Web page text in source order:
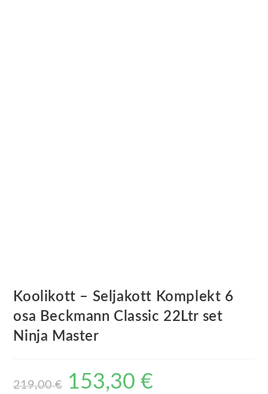
Koolikott – Seljakott Komplekt 6
osa Beckmann Classic 22Ltr set
Ninja Master
219,00€
Algne
hind
153,30€